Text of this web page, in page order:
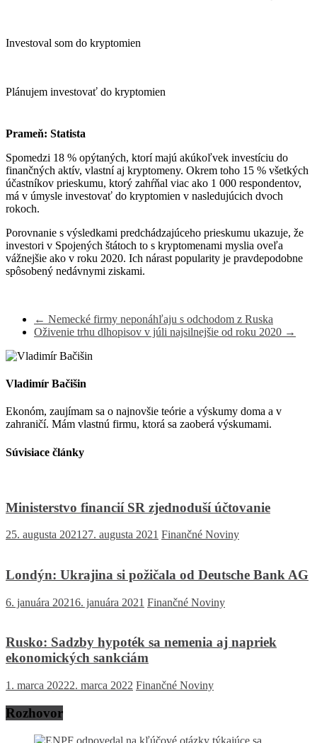
Investoval som do kryptomien
Plánujem investovať do kryptomien
Prameň: Statista
Spomedzi 18 % opýtaných, ktorí majú akúkoľvek investíciu do
finančných aktív, vlastní aj kryptomeny. Okrem toho 15 % všetkých
účastníkov prieskumu, ktorý zahŕňal viac ako 1 000 respondentov,
má v úmysle investovať do kryptomien v nasledujúcich dvoch
rokoch.
Porovnanie s výsledkami predchádzajúceho prieskumu ukazuje, že
investori v Spojených štátoch to s kryptomenami myslia oveľa
vážnejšie ako v roku 2020. Ich nárast popularity je pravdepodobne
spôsobený nedávnymi ziskami.
← Nemecké firmy neponáhľaju s odchodom z Ruska
Oživenie trhu dlhopisov v júli najsilnejšie od roku 2020 →
Vladimír Bačišin
Ekonóm, zaujímam sa o najnovšie teórie a výskumy doma a v
zahraničí. Mám vlastnú firmu, ktorá sa zaoberá výskumami.
Súvisiace články
Ministerstvo financií SR zjednoduší účtovanie
25. augusta 2021 27. augusta 2021 Finančné Noviny
Londýn: Ukrajina si požičala od Deutsche Bank AG
6. januára 20216. januára 2021 Finančné Noviny
Rusko: Sadzby hypoték sa nemenia aj napriek
ekonomických sankciám
1. marca 20222. marca 2022 Finančné Noviny
Rozhovor